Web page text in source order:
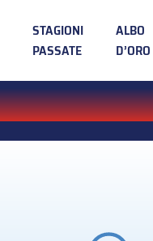
STAGIONI
PASSATE
ALBO
D’ORO